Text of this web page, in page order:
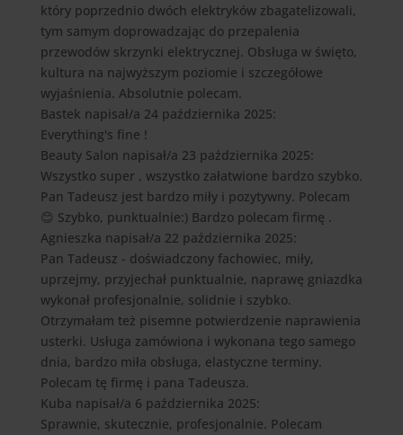
który poprzednio dwóch elektryków zbagatelizowali,
tym samym doprowadzając do przepalenia
przewodów skrzynki elektrycznej. Obsługa w święto,
kultura na najwyższym poziomie i szczegółowe
wyjaśnienia. Absolutnie polecam.
Bastek napisał/a 24 października 2025:
Everything's fine !
Beauty Salon napisał/a 23 października 2025:
Wszystko super , wszystko załatwione bardzo szybko.
Pan Tadeusz jest bardzo miły i pozytywny. Polecam
😊 Szybko, punktualnie:) Bardzo polecam firmę .
Agnieszka napisał/a 22 października 2025:
Pan Tadeusz - doświadczony fachowiec, miły,
uprzejmy, przyjechał punktualnie, naprawę gniazdka
wykonał profesjonalnie, solidnie i szybko.
Otrzymałam też pisemne potwierdzenie naprawienia
usterki. Usługa zamówiona i wykonana tego samego
dnia, bardzo miła obsługa, elastyczne terminy.
Polecam tę firmę i pana Tadeusza.
Kuba napisał/a 6 października 2025:
Sprawnie, skutecznie, profesjonalnie. Polecam